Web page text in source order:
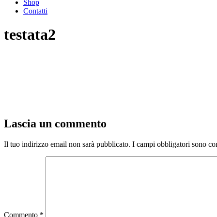
Shop
Contatti
testata2
Lascia un commento
Il tuo indirizzo email non sarà pubblicato. I campi obbligatori sono
Commento *